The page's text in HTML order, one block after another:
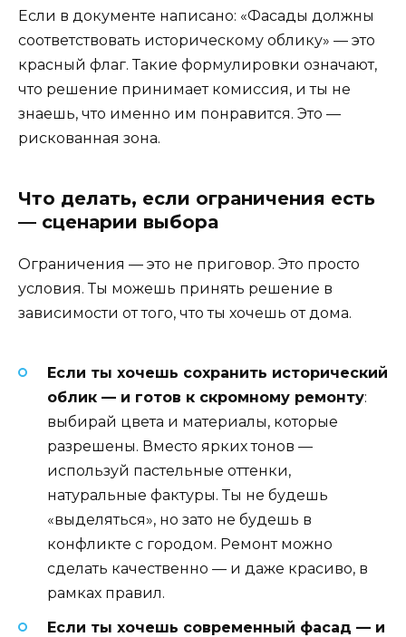
Если в документе написано: «Фасады должны
соответствовать историческому облику» — это
красный флаг. Такие формулировки означают,
что решение принимает комиссия, и ты не
знаешь, что именно им понравится. Это —
рискованная зона.
Что делать, если ограничения есть
— сценарии выбора
Ограничения — это не приговор. Это просто
условия. Ты можешь принять решение в
зависимости от того, что ты хочешь от дома.
Если ты хочешь сохранить исторический
облик — и готов к скромному ремонту:
выбирай цвета и материалы, которые
разрешены. Вместо ярких тонов —
используй пастельные оттенки,
натуральные фактуры. Ты не будешь
«выделяться», но зато не будешь в
конфликте с городом. Ремонт можно
сделать качественно — и даже красиво, в
рамках правил.
Если ты хочешь современный фасад — и